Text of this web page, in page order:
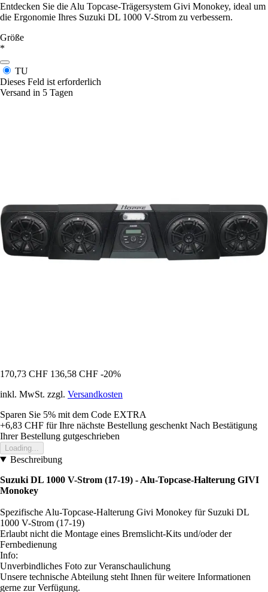
Entdecken Sie die Alu Topcase-Trägersystem Givi Monokey, ideal um
die Ergonomie Ihres Suzuki DL 1000 V-Strom zu verbessern.
Größe
*
TU
Dieses Feld ist erforderlich
Versand in 5 Tagen
170,73 CHF 136,58 CHF -20%
inkl. MwSt. zzgl. Versandkosten
Sparen Sie 5% mit dem Code EXTRA
+6,83 CHF für Ihre nächste Bestellung geschenkt Nach Bestätigung
Ihrer Bestellung gutgeschrieben
Loading...
Beschreibung
Suzuki DL 1000 V-Strom (17-19) - Alu-Topcase-Halterung GIVI
Monokey
Spezifische Alu-Topcase-Halterung Givi Monokey für Suzuki DL
1000 V-Strom (17-19)
Erlaubt nicht die Montage eines Bremslicht-Kits und/oder der
Fernbedienung
Info:
Unverbindliches Foto zur Veranschaulichung
Unsere technische Abteilung steht Ihnen für weitere Informationen
gerne zur Verfügung.